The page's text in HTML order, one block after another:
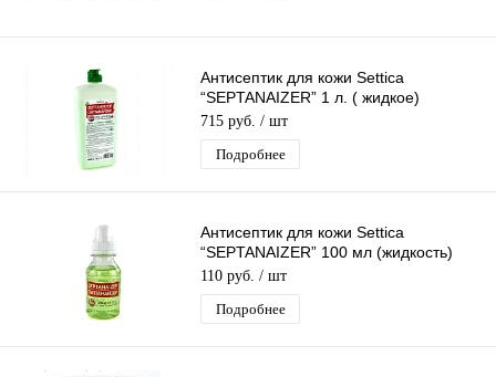
Антисептик для кожи Settica
“SEPTANAIZER” 1 л. ( жидкое)
противовирусный. Еврофлакон под
дозатор
715 руб. / шт
Подробнее
Антисептик для кожи Settica
“SEPTANAIZER” 100 мл (жидкость)
обеззараживающее средство
110 руб. / шт
Подробнее